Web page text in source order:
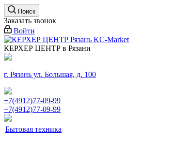
Поиск
Заказать звонок
Войти
КЕРХЕР ЦЕНТР в Рязани
г. Рязань ул. Большая, д. 100
+7(4912)77-09-99
+7(4912)77-09-99
Бытовая техника